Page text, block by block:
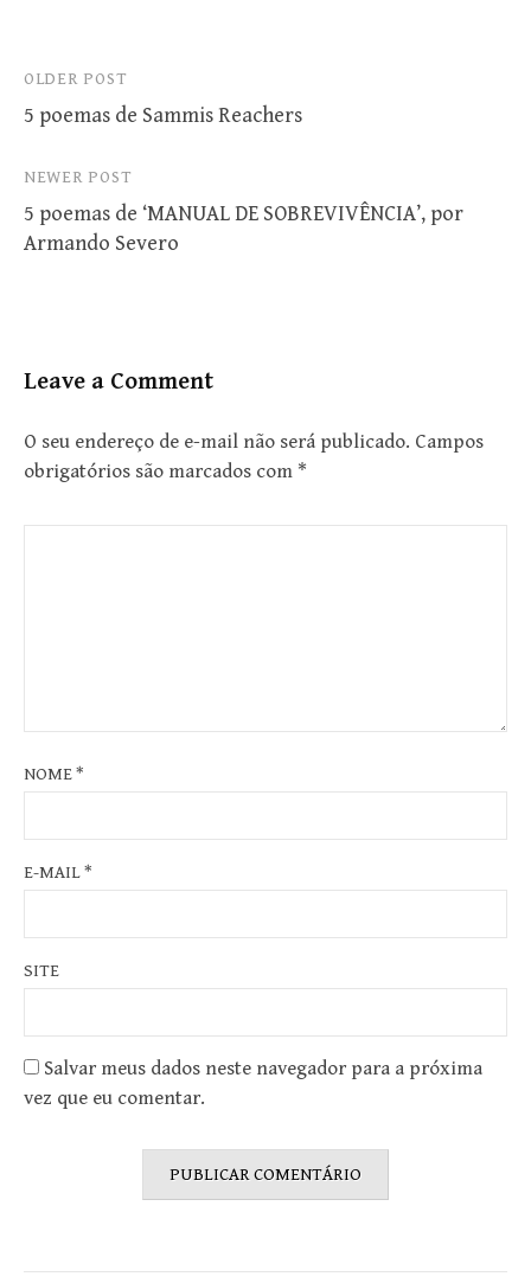
Post
navigation
OLDER POST
5 poemas de Sammis Reachers
NEWER POST
5 poemas de ‘MANUAL DE SOBREVIVÊNCIA’, por
Armando Severo
Leave a Comment
O seu endereço de e-mail não será publicado. Campos
obrigatórios são marcados com *
NOME*
E-MAIL*
SITE
Salvar meus dados neste navegador para a próxima
vez que eu comentar.